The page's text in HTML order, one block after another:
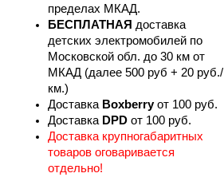
пределах МКАД.
БЕСПЛАТНАЯ доставка
детских электромобилей по
Московской обл. до 30 км от
МКАД (далее 500 руб + 20 руб./
км.)
Доставка Boxberry от 100 руб.
Доставка DPD от 100 руб.
Доставка крупногабаритных
товаров оговаривается
отдельно!